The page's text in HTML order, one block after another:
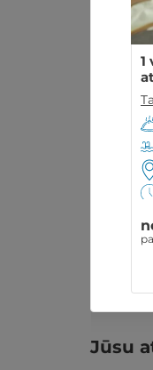
1
Jūsu